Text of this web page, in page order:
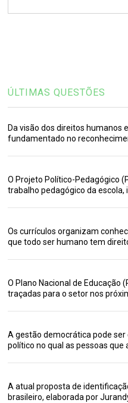
ÚLTIMAS QUESTÕES
Da visão dos direitos humanos
fundamentado no
O Projeto Político-Pedagógico
trabalho pedagógico da escola,
Os currículos organizam
que todo ser humano tem
O Plano Nacional de Educação
traçadas para o setor nos
A gestão democrática pode
político no qual as pessoas que
A atual proposta de
brasileiro, elaborada por